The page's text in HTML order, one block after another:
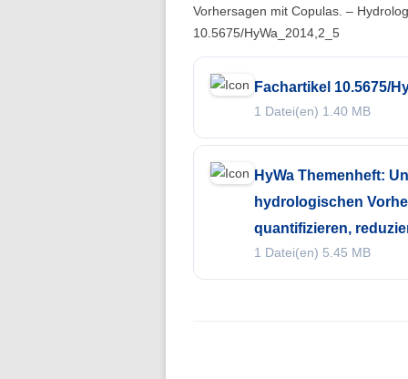
Folge 9 – Internationale Kommission
Folge 8 – Oeschger-Zentrum für
Folge 6 – Starkregen und Sturzfluten
Folge 5 – Feuchtgebiete & Moore
Vorhersagen mit Copulas. –
10.5675/HyWa_2014,2_5
Fachartikel 10.5675/
1 Datei(en) 1.40 MB
HyWa Themenheft:
hydrologischen
quantifizieren,
1 Datei(en) 5.45 MB